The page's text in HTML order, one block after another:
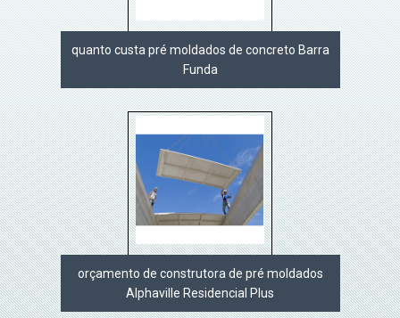
quanto custa pré moldados de concreto Barra
Funda
orçamento de construtora de pré moldados
Alphaville Residencial Plus